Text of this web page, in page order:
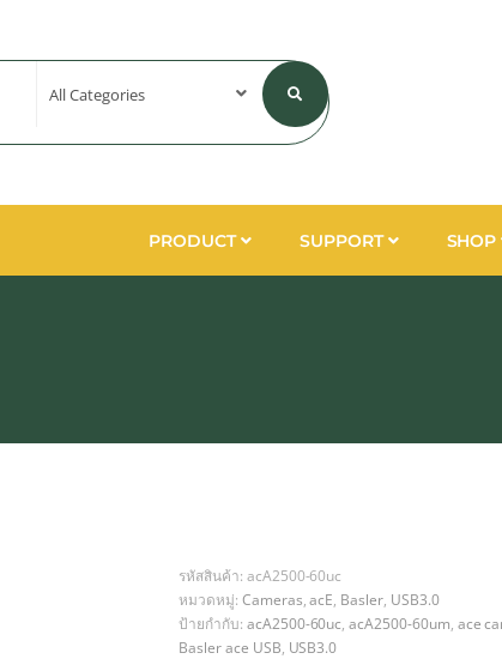
PRODUCT SUPPORT SHOP
รหัสสินค้า: acA2500-60uc
หมวดหมู่: Cameras ,acE Basler USB3.0
ป้ายกำกับ: acA2500-60uc ,acA2500-60um ace
Basler ace USB USB3.0